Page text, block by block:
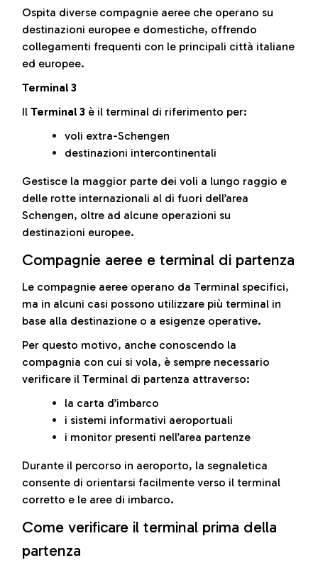
Ospita diverse compagnie aeree che operano su
destinazioni europee e domestiche, offrendo
collegamenti frequenti con le principali città italiane
ed europee.
Terminal 3
Il Terminal 3 è il terminal di riferimento per:
voli extra-Schengen
destinazioni intercontinentali
Gestisce la maggior parte dei voli a lungo raggio e
delle rotte internazionali al di fuori dell’area
Schengen, oltre ad alcune operazioni su
destinazioni europee.
Compagnie aeree e terminal di partenza
Le compagnie aeree operano da Terminal specifici,
ma in alcuni casi possono utilizzare più terminal in
base alla destinazione o a esigenze operative.
Per questo motivo, anche conoscendo la
compagnia con cui si vola, è sempre necessario
verificare il Terminal di partenza attraverso:
la carta d’imbarco
i sistemi informativi aeroportuali
i monitor presenti nell’area partenze
Durante il percorso in aeroporto, la segnaletica
consente di orientarsi facilmente verso il terminal
corretto e le aree di imbarco.
Come verificare il terminal prima della
partenza